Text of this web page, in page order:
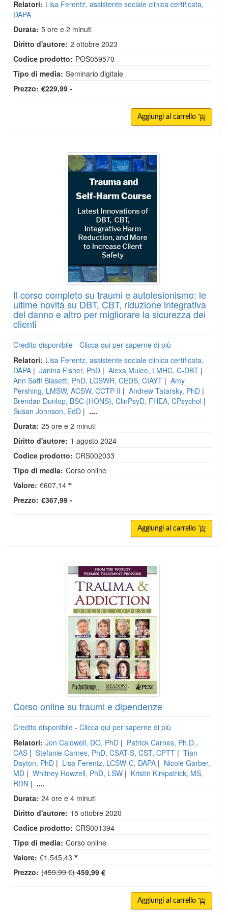
Relatori: Lisa Ferentz, assistente sociale clinica certificata,
DAPA
Durata: 5 ore e 2 minuti
Diritto d'autore: 2 ottobre 2023
Codice prodotto: POS059570
Tipo di media: Seminario digitale
Prezzo: €229,99 -
Aggiungi al carrello
Il corso completo su traumi e autolesionismo: le
ultime novità su DBT, CBT, riduzione integrativa
del danno e altro per migliorare la sicurezza dei
clienti
Credito disponibile - Clicca qui per saperne di più
Relatori: Lisa Ferentz, assistente sociale clinica certificata,
DAPA | Janina Fisher, PhD | Alexa Mulee, LMHC, C-DBT |
Ann Saffi Biasetti, PhD, LCSWR, CEDS, CIAYT | Amy
Pershing, LMSW, ACSW, CCTP-II | Andrew Tatarsky, PhD |
Brendan Dunlop, BSC (HONS), ClinPsyD, FHEA, CPsychol |
Susan Johnson, EdD | ....
Durata: 25 ore e 2 minuti
Diritto d'autore: 1 agosto 2024
Codice prodotto: CRS002033
Tipo di media: Corso online
Valore: €607,14
Prezzo: €367,99 -
Aggiungi al carrello
Corso online su traumi e dipendenze
Credito disponibile - Clicca qui per saperne di più
Relatori: Jon Caldwell, DO, PhD | Patrick Carnes, Ph.D.,
CAS | Stefanie Carnes, PhD, CSAT-S, CST, CPTT | Tian
Dayton, PhD | Lisa Ferentz, LCSW-C, DAPA | Nicole Garber,
MD | Whitney Howzell, PhD, LSW | Kristin Kirkpatrick, MS,
RDN | ....
Durata: 24 ore e 4 minuti
Diritto d'autore: 15 ottobre 2020
Codice prodotto: CRS001394
Tipo di media: Corso online
Valore: €1.545,43
Prezzo: Prezzo normale:
(459,99 €)459,99 €
Aggiungi al carrello